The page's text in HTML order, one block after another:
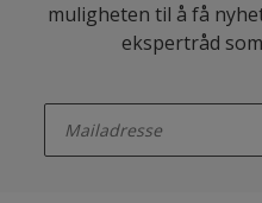
muligheten til å få
ekspertråd